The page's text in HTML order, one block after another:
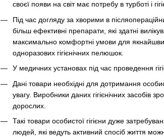
своєї появи на світ має потребу в турботі і
Під час догляду за хворими в
більш ефективні препарати, які здатні
максимально комфортні умови для
одноразових гігієнічних пелюшок.
У медичних установах під час проведення
Дані товари необхідні для дотримання
увагу. Виробники даних гігієнічних
дорослих.
Такі товари особистої гігієни дуже
людей, які ведуть активний спосіб життя